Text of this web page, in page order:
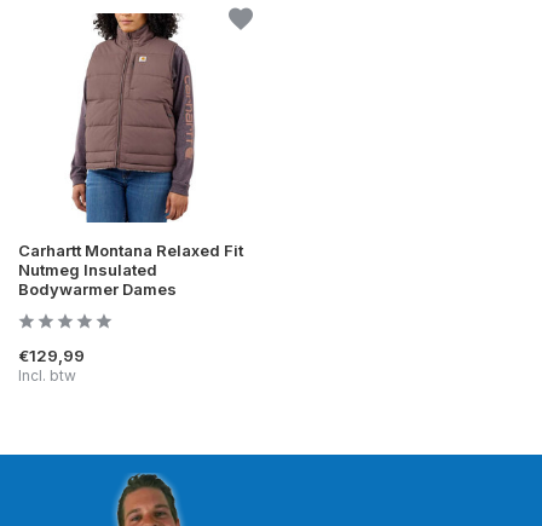
Carhartt Montana Relaxed Fit
Nutmeg Insulated
Bodywarmer Dames
€129,99
Incl. btw